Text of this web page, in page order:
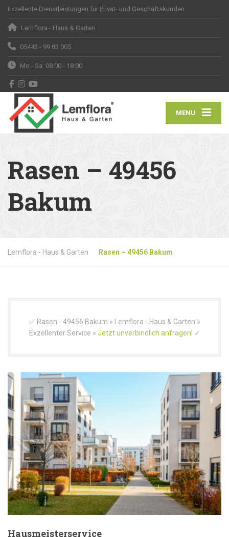
Exzellente Dienstleistungen für Privat- und Geschäftskunden
Lemflora - Haus & Garten
05443 - 99 83 005
Mo - Sa: 08:00 - 18:00
MENU
Rasen – 49456
Bakum
Lemflora - Haus & Garten Rasen – 49456 Bakum
✅ Rasen - 49456 Bakum » Lemflora - Haus & Garten »
Exzellenter Service » Jetzt unverbindlich anfragen! ✓
Hausmeisterservice